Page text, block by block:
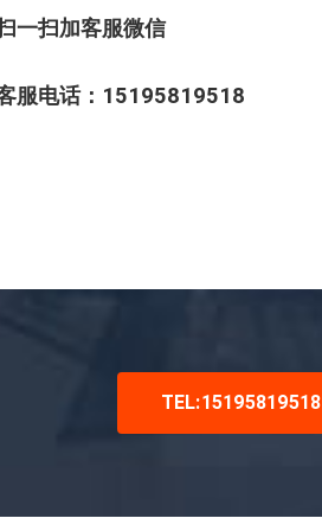
一扫加客服微信
服电话：15195819518
TEL:15195819518